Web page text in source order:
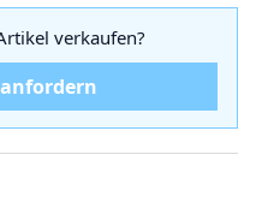
verkaufen?